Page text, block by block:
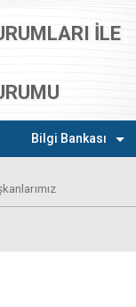
İLE
Bilgi Bankası